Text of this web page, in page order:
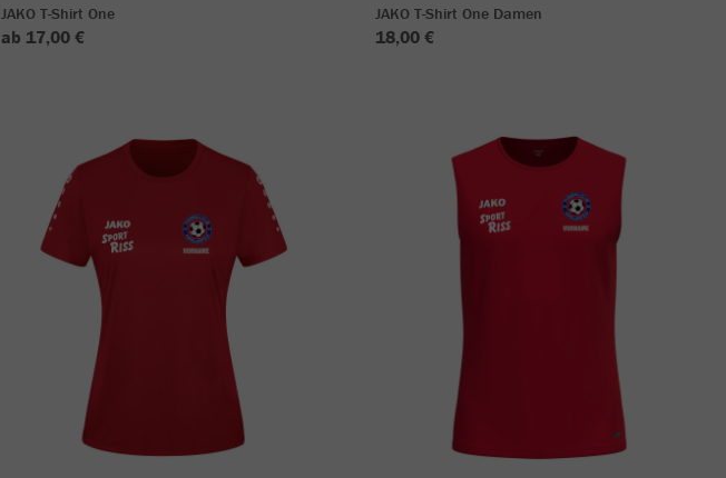
JAKO T-Shirt One
ab 17,00 €
JAKO T-Shirt One Damen
18,00 €